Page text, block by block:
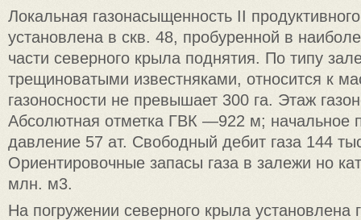
Локальная газонасыщенность II
установлена в скв. 48, пробуренной в
части северного крыла поднятия. По типу
трещиноватыми известняками, относится к
газоносности не превышает 300 га. Этаж
Абсолютная отметка ГВК —922 м; начальное
давление 57 aт. Свободный дебит газа 144
Ориентировочные запасы газа в залежи но
млн. м3.
На погружении северного крыла установлена